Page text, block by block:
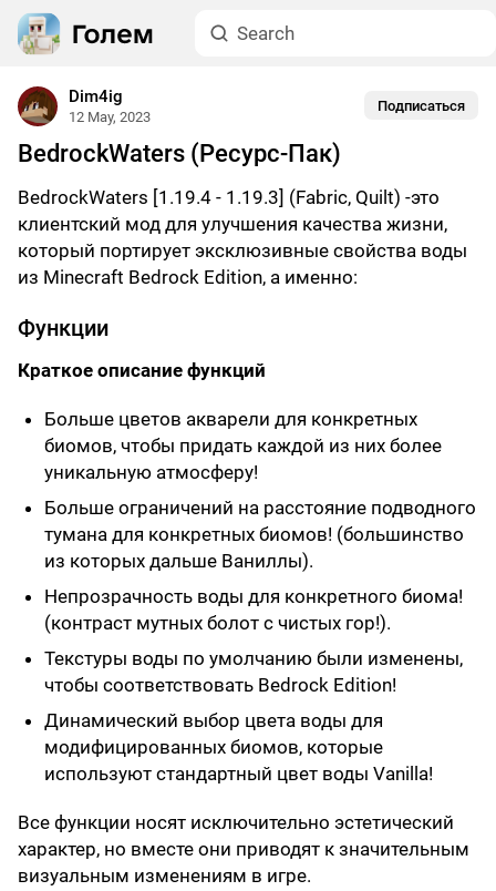
Dim4ig
12 May, 2023
Подписаться
BedrockWaters (Ресурс-Пак)
BedrockWaters [1.19.4 - 1.19.3] (Fabric, Quilt) -это
клиентский мод для улучшения качества жизни,
который портирует эксклюзивные свойства воды
из Minecraft Bedrock Edition, а именно:
Функции
Краткое описание функций
Больше цветов акварели для конкретных
биомов, чтобы придать каждой из них более
уникальную атмосферу!
Больше ограничений на расстояние подводного
тумана для конкретных биомов! (большинство
из которых дальше Ваниллы).
Непрозрачность воды для конкретного биома!
(контраст мутных болот с чистых гор!).
Текстуры воды по умолчанию были изменены,
чтобы соответствовать Bedrock Edition!
Динамический выбор цвета воды для
модифицированных биомов, которые
используют стандартный цвет воды Vanilla!
Все функции носят исключительно эстетический
характер, но вместе они приводят к значительным
визуальным изменениям в игре.